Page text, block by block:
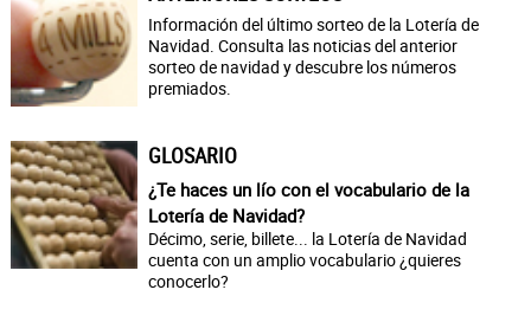
Información del último sorteo de la Lotería de
Navidad. Consulta las noticias del anterior
sorteo de navidad y descubre los números
premiados.
GLOSARIO
¿Te haces un lío con el vocabulario de la
Lotería de Navidad?
Décimo, serie, billete... la Lotería de Navidad
cuenta con un amplio vocabulario ¿quieres
conocerlo?